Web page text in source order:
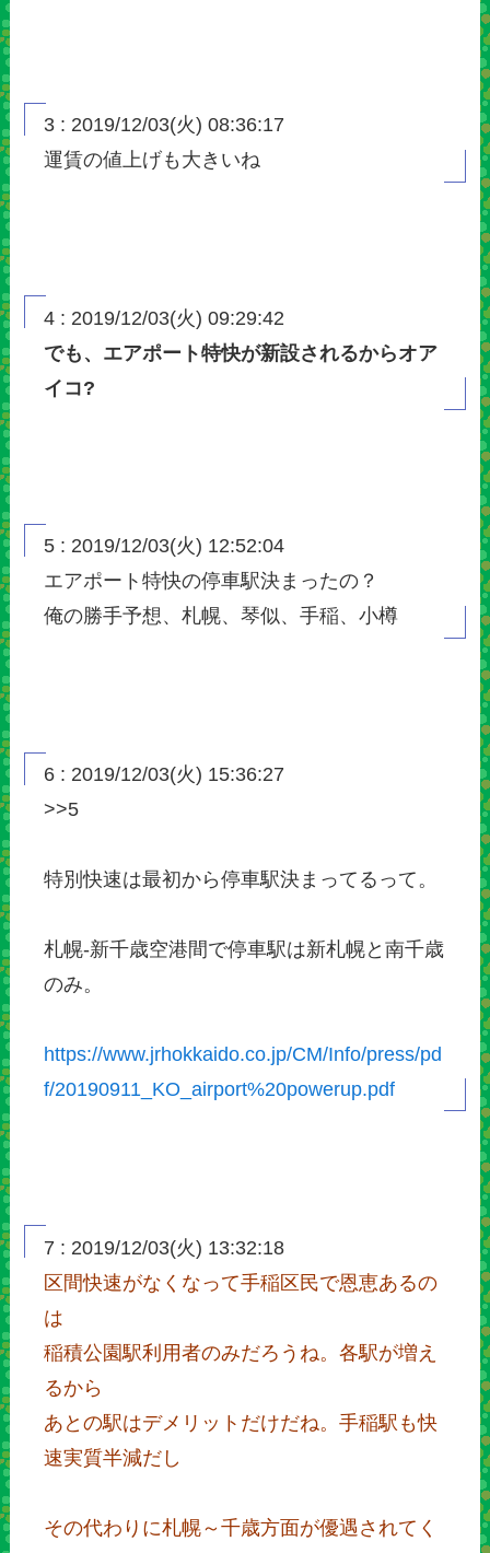
3 : 2019/12/03(火) 08:36:17
運賃の値上げも大きいね
4 : 2019/12/03(火) 09:29:42
でも、エアポート特快が新設されるからオア
イコ?
5 : 2019/12/03(火) 12:52:04
エアポート特快の停車駅決まったの？
俺の勝手予想、札幌、琴似、手稲、小樽
6 : 2019/12/03(火) 15:36:27
>>5
特別快速は最初から停車駅決まってるって。
札幌-新千歳空港間で停車駅は新札幌と南千歳
のみ。
https://www.jrhokkaido.co.jp/CM/Info/press/pd
f/20190911_KO_airport%20powerup.pdf
7 : 2019/12/03(火) 13:32:18
区間快速がなくなって手稲区民で恩恵あるの
は
稲積公園駅利用者のみだろうね。各駅が増え
るから
あとの駅はデメリットだけだね。手稲駅も快
速実質半減だし
その代わりに札幌～千歳方面が優遇されてく